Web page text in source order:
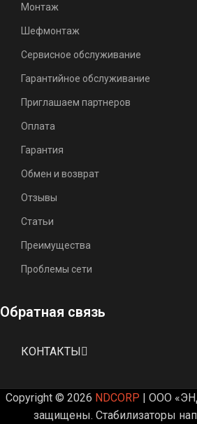
Монтаж
Шефмонтаж
Сервисное обслуживание
Гарантийное обслуживание
Приглашаем партнеров
Оплата
Гарантия
Обмен и возврат
Отзывы
Статьи
Преимущества
Проблемы сети
Обратная связь
КОНТАКТЫ
Copyright © 2026 NDCORP | ООО
защищены. Стабилизаторы